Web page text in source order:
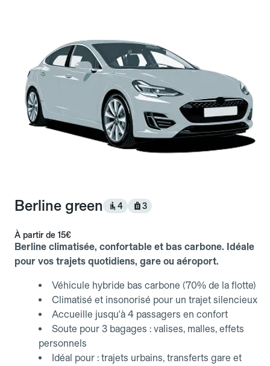
Berline green 4 3
À partir de 15€
Berline climatisée, confortable et bas carbone. Idéale
pour vos trajets quotidiens, gare ou aéroport.
Véhicule hybride bas carbone (70% de la flotte)
Climatisé et insonorisé pour un trajet silencieux
Accueille jusqu'à 4 passagers en confort
Soute pour 3 bagages : valises, malles, effets
personnels
Idéal pour : trajets urbains, transferts gare et